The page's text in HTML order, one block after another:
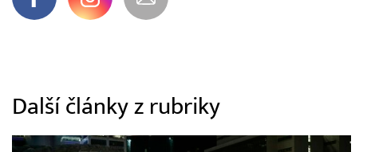
Další články z rubriky